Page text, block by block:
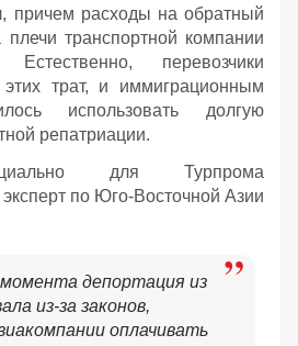
причем расходы на обратный
транспортной компании
перевозчики
трат, и иммиграционным
использовать долгую
репатриации.
для Турпрома
по Юго-Восточной Азии
депортация из
из-за законов,
оплачивать